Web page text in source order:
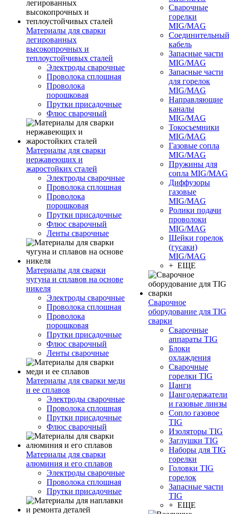
Материалы для сварки
легированных
высокопрочных и
теплоустойчивых сталей
Электроды сварочные
Проволока сплошная
Проволока
порошковая
Прутки присадочные
Флюс сварочный
Материалы для сварки
нержавеющих и
жаростойких сталей
Электроды сварочные
Проволока сплошная
Проволока
порошковая
Прутки присадочные
Флюс сварочный
Ленты сварочные
Материалы для сварки
чугуна и сплавов на основе
никеля
Электроды сварочные
Проволока сплошная
Проволока
порошковая
Прутки присадочные
Флюс сварочный
Ленты сварочные
Материалы для сварки меди
и ее сплавов
Электроды сварочные
Проволока сплошная
Прутки присадочные
Флюс сварочный
Материалы для сварки
алюминия и его сплавов
Электроды сварочные
Проволока сплошная
Прутки присадочные
Сварочные
горелки
MIG/MAG
Соединительный
кабель
Запасные части
MIG/MAG
Запасные части
для горелок
MIG/MAG
Направляющие
каналы
MIG/MAG
Токосъемники
MIG/MAG
Газовые сопла
MIG/MAG
Пружины для
сопла MIG/MAG
Диффузоры
газовые
MIG/MAG
Ролики подачи
проволоки
MIG/MAG
Шейки горелок
(гусаки)
MIG/MAG
+ ЕЩЕ
Сварочное
оборудование для TIG
сварки
Сварочные
аппараты TIG
Блоки
охлаждения
Сварочные
горелки TIG
Цанги
Цангодержатели
и газовые линзы
Сопло газовое
TIG
Изоляторы TIG
Заглушки TIG
Наборы для TIG
горелки
Головки TIG
горелок
Запасные части
TIG
+ ЕЩЕ